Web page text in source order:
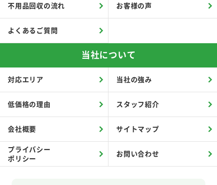
不用品回収の流れ お客様の声
よくあるご質問
当社について
対応エリア 当社の強み
低価格の理由 スタッフ紹介
会社概要 サイトマップ
プライバシー
ポリシー
お問い合わせ